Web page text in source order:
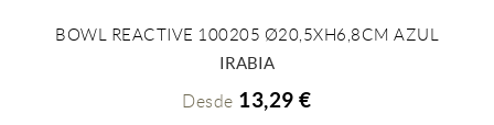
+ INFO
BOWL REACTIVE 100205 Ø20,5XH6,8CM AZUL
IRABIA
Desde 13,29 €